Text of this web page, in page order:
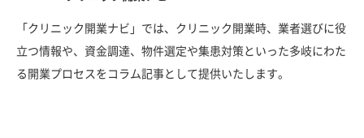
「クリニック開業ナビ」では、クリニック開業時、業者選びに役
立つ情報や、資金調達、物件選定や集患対策といった多岐にわた
る開業プロセスをコラム記事として提供いたします。